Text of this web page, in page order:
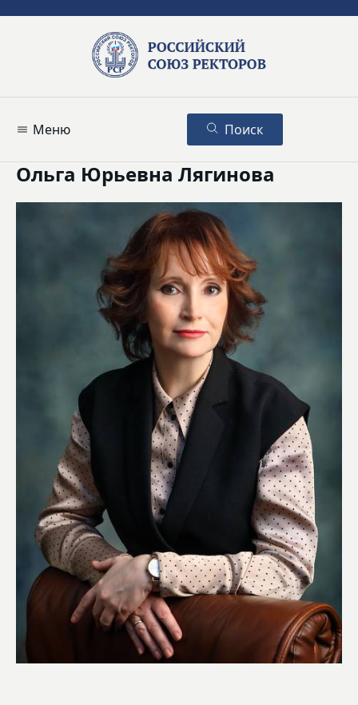
Меню Поиск
Ольга Юрьевна Лягинова